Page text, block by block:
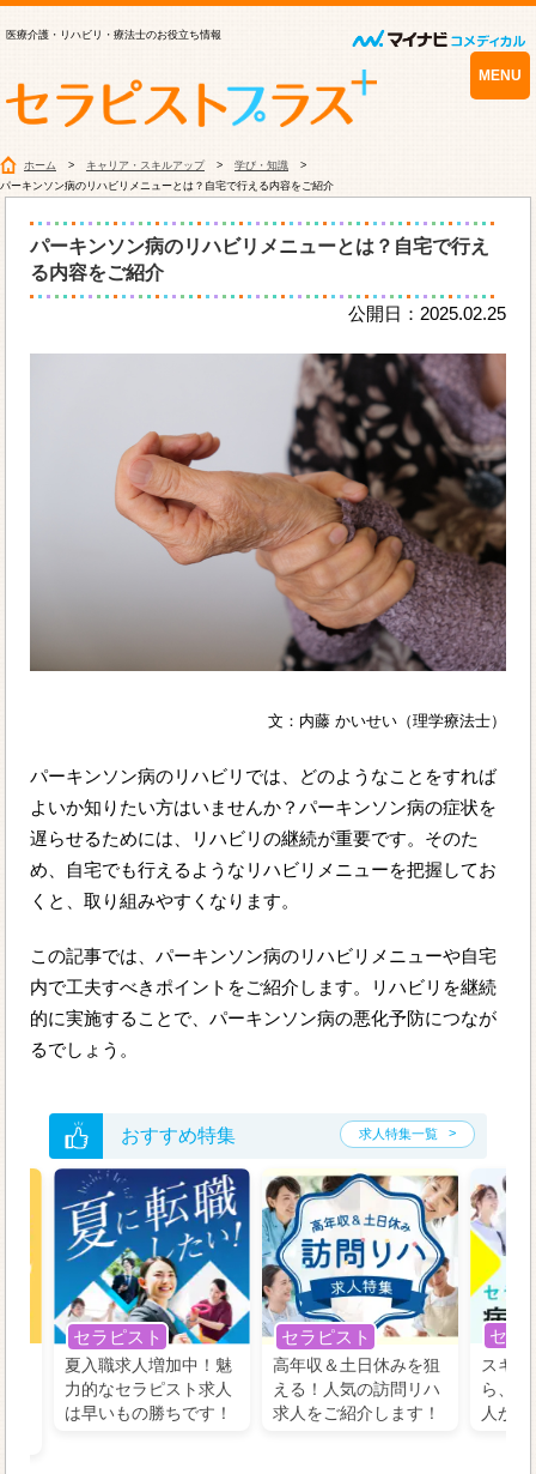
医療介護・リハビリ・療法士のお役立ち情報
MENU
ホーム キャリア・スキルアップ
学び・知識
パーキンソン病のリハビリメニューとは？自宅で行える内容をご紹介
パーキンソン病のリハビリメニューとは？自宅で行え
る内容をご紹介
公開日：2025.02.25
文：内藤 かいせい（理学療法士）
パーキンソン病のリハビリでは、どのようなことをすれば
よいか知りたい方はいませんか？パーキンソン病の症状を
遅らせるためには、リハビリの継続が重要です。そのた
め、自宅でも行えるようなリハビリメニューを把握してお
くと、取り組みやすくなります。
この記事では、パーキンソン病のリハビリメニューや自宅
内で工夫すべきポイントをご紹介します。リハビリを継続
的に実施することで、パーキンソン病の悪化予防につなが
るでしょう。
おすすめ特集 求人特集一覧
セラピスト
夏入職求人増加中！魅
力的なセラピスト求人
は早いもの勝ちです！
セラピスト
高年収＆土日休みを狙
える！人気の訪問リハ
求人をご紹介します！
セラ
スキ
ら、
人が